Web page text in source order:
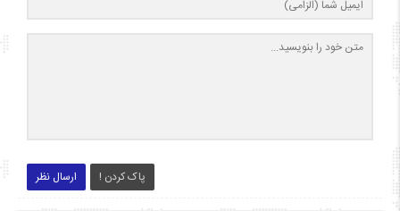
ارسال نظر پاک کردن !